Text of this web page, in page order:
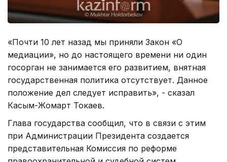
«Почти 10 лет назад мы приняли Закон «О
медиации», но до настоящего времени ни один
госорган не занимается его развитием, внятная
государственная политика отсутствует. Данное
положение дел следует исправить», - сказал
Касым-Жомарт Токаев.
Глава государства сообщил, что в связи с этим
при Администрации Президента создается
представительная Комиссия по реформе